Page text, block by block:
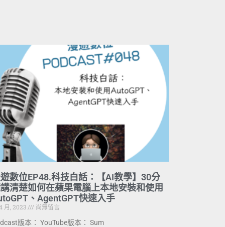
數位EP48.科技白話：【AI教學】30分
清楚如何在蘋果電腦上本地安裝和使用
、AgentGPT快速入手
月, 2023
尚無留言
版本： YouTube版本： Sum